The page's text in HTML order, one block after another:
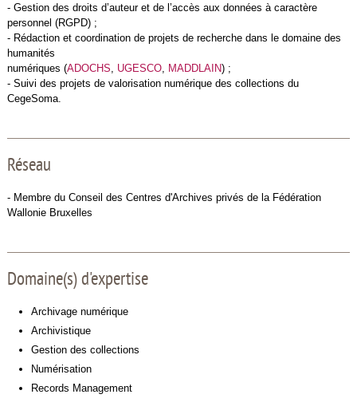
- Gestion des droits d’auteur et de l’accès aux données à caractère
personnel (RGPD) ;
- Rédaction et coordination de projets de recherche dans le domaine des
humanités
numériques (ADOCHS UGESCO, MADDLAIN) ;
- Suivi des projets de valorisation numérique des collections du
CegeSoma.
Réseau
- Membre du Conseil des Centres d'Archives privés de la Fédération
Wallonie Bruxelles
Domaine(s) d'expertise
Archivage numérique
Archivistique
Gestion des collections
Numérisation
Records Management